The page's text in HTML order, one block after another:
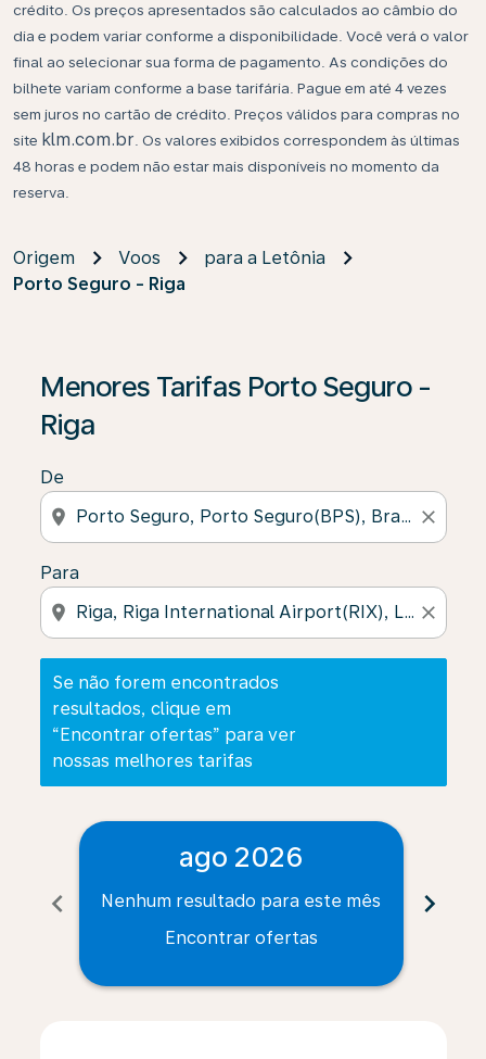
crédito. Os preços apresentados são calculados ao câmbio do
dia e podem variar conforme a disponibilidade. Você verá o valor
final ao selecionar sua forma de pagamento. As condições do
bilhete variam conforme a base tarifária. Pague em até 4 vezes
sem juros no cartão de crédito. Preços válidos para compras no
site klm.com.br . Os valores exibidos correspondem às últimas
48 horas e podem não estar mais disponíveis no momento da
reserva.
Origem Voos
para a Letônia
Porto Seguro - Riga
Menores Tarifas Porto Seguro -
Riga
De
location_on close
Para
location_on close
Se não forem encontrados
resultados, clique em
“Encontrar ofertas” para ver
nossas melhores tarifas
Se não forem encontrados resultados, clique em
chevron_left
ago 2026
Nenhum resultado para este mês
Encontrar ofertas
chevron_right